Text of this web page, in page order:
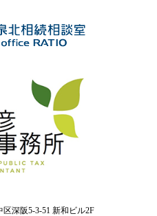
区深阪5-3-51 新和ビル2F